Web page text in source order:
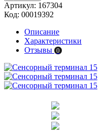
Артикул: 167304
Код: 00019392
Описание
Характеристики
Отзывы 0